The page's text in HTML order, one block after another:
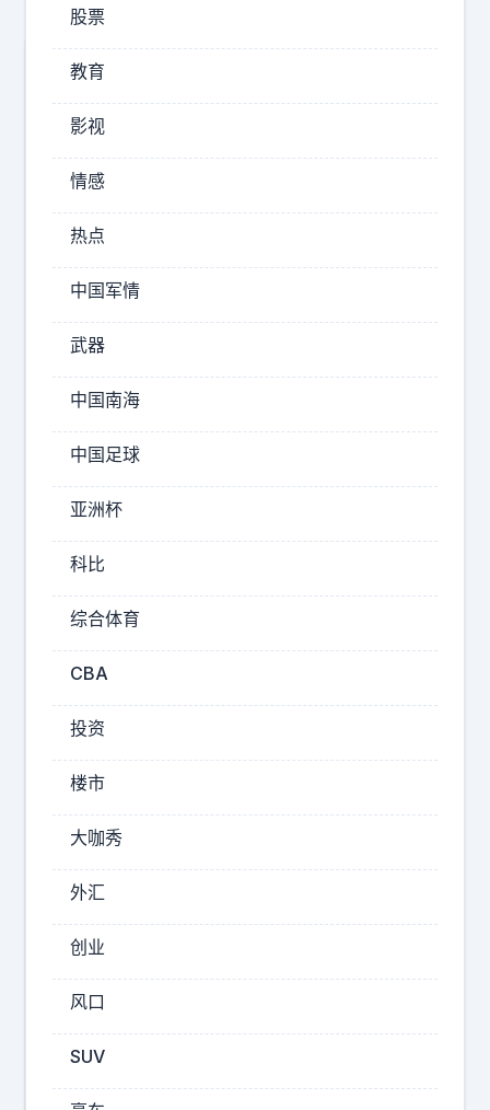
为
啥
能
成
为
大
国
重
器
？
如
真
跟
个
们
一
，
那
股票
教育
影视
情感
热点
中国军情
武器
中国南海
中国足球
亚洲杯
科比
综合体育
CBA
投资
楼市
大咖秀
外汇
创业
风口
SUV